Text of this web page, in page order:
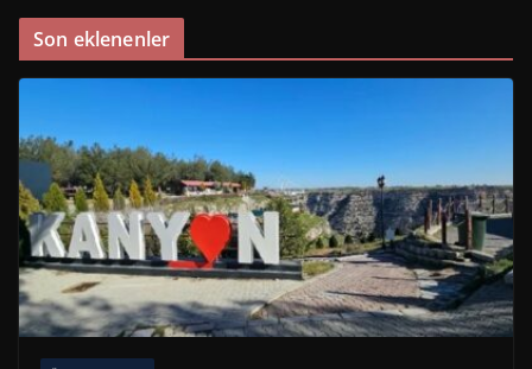
Son eklenenler